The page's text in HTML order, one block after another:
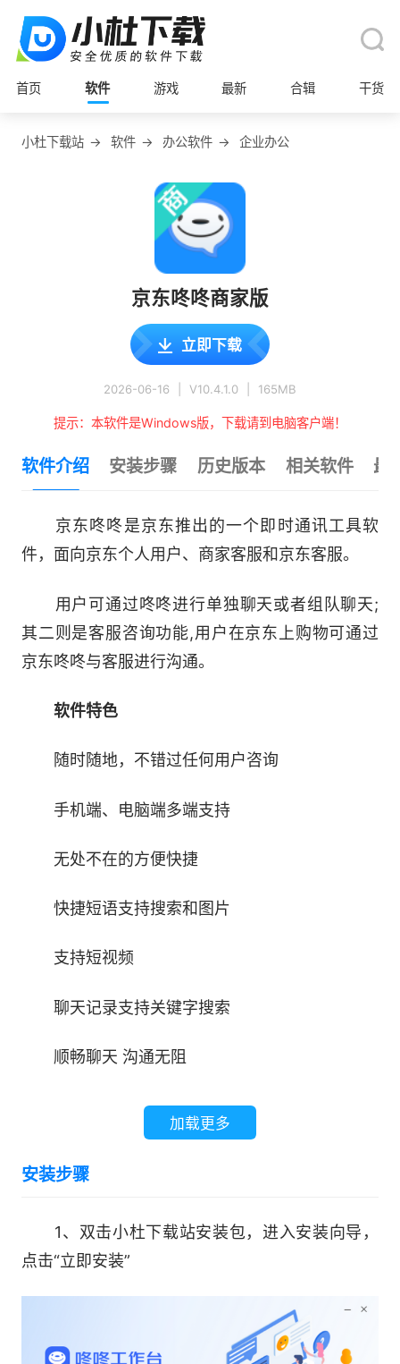
首页 软件 游戏 最新 合辑 干货
小杜下载站 → 软件 → 办公软件 → 企业办公
京东咚咚商家版
立即下载
2026-06-16 V10.4.1.0 165MB
提示：本软件是Windows版，下载请到电脑客户端！
软件介绍 安装步骤 历史版本 相关软件 最
京东咚咚是京东推出的一个即时通讯工具软
件，面向京东个人用户、商家客服和京东客服。
用户可通过咚咚进行单独聊天或者组队聊天;
其二则是客服咨询功能,用户在京东上购物可通过
京东咚咚与客服进行沟通。
软件特色
随时随地，不错过任何用户咨询
手机端、电脑端多端支持
无处不在的方便快捷
快捷短语支持搜索和图片
支持短视频
聊天记录支持关键字搜索
顺畅聊天 沟通无阻
支持消息撤回
用心助力客服营销
用户运营群聊
加载更多
安装步骤
1、双击小杜下载站安装包，进入安装向导，
点击“立即安装”